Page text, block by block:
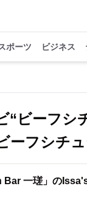
ポーツ ビジネス
“ビーフシ
ーフシチ
Bar 一瑳」の